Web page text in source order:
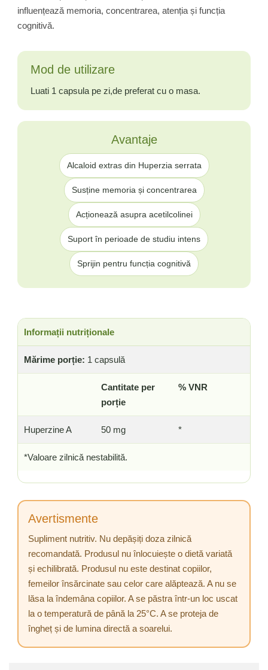
influențează memoria, concentrarea, atenția și funcția
cognitivă.
Informații nutriționale
Mărime porție: 1 capsulă
Cantitate per
porție
% VNR
Huperzine A 50 mg *
*Valoare zilnică nestabilită.
Mod de utilizare
Luati 1 capsula pe zi,de preferat cu o masa.
Avantaje
Alcaloid extras din Huperzia serrata
Susține memoria și concentrarea
Acționează asupra acetilcolinei
Suport în perioade de studiu intens
Sprijin pentru funcția cognitivă
Avertismente
Supliment nutritiv. Nu depășiți doza zilnică
recomandată. Produsul nu înlocuiește o dietă variată
și echilibrată. Produsul nu este destinat copiilor,
femeilor însărcinate sau celor care alăptează. A nu se
lăsa la îndemâna copiilor. A se păstra într-un loc uscat
la o temperatură de până la 25°C. A se proteja de
îngheț și de lumina directă a soarelui.